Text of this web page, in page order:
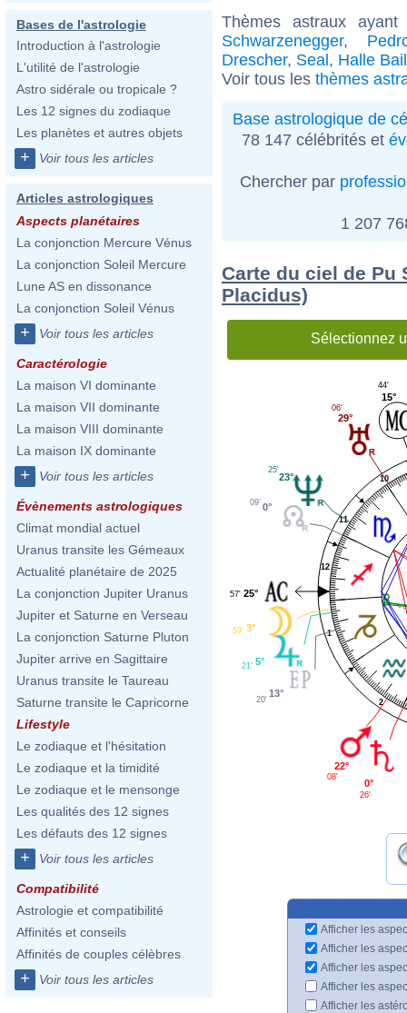
Bases de l'astrologie
Introduction à l'astrologie
L'utilité de l'astrologie
Astro sidérale ou tropicale ?
Les 12 signes du zodiaque
Les planètes et autres objets
+ Voir tous les articles
Articles astrologiques
Aspects planétaires
La conjonction Mercure Vénus
La conjonction Soleil Mercure
Lune AS en dissonance
La conjonction Soleil Vénus
+ Voir tous les articles
Caractérologie
La maison VI dominante
La maison VII dominante
La maison VIII dominante
La maison IX dominante
+ Voir tous les articles
Évènements astrologiques
Climat mondial actuel
Uranus transite les Gémeaux
Actualité planétaire de 2025
La conjonction Jupiter Uranus
Jupiter et Saturne en Verseau
La conjonction Saturne Pluton
Jupiter arrive en Sagittaire
Uranus transite le Taureau
Saturne transite le Capricorne
Lifestyle
Le zodiaque et l'hésitation
Le zodiaque et la timidité
Le zodiaque et le mensonge
Les qualités des 12 signes
Les défauts des 12 signes
+ Voir tous les articles
Compatibilité
Astrologie et compatibilité
Affinités et conseils
Affinités de couples célèbres
+ Voir tous les articles
Thèmes astraux
Schwarzenegger,
Drescher, Seal, Halle
Voir tous les thèmes
Base astrologique de
78 147 célébrités et
Chercher par
1 207
Carte du ciel de
Placidus)
Sélectionnez
1
2
10
11
12
15°
44'
29°
06'
23°
25'
0°
09'
25°
57'
3°
59'
5°
21'
13°
20'
22°
08'
0°
26'
Afficher les
Afficher les
Afficher les
Afficher les
Afficher les